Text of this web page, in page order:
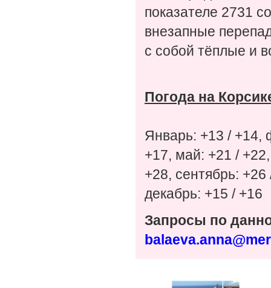
показателе 2731
внезапные
с собой тёплые и
Погода на
Январь: +13 / +14,
+17, май: +21 /
+28, сентябрь:
декабрь: +15 / +16
Запросы по